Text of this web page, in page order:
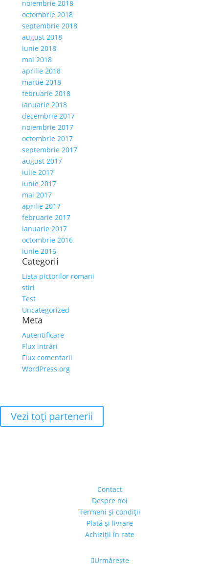
noiembrie 2018
octombrie 2018
septembrie 2018
august 2018
iunie 2018
mai 2018
aprilie 2018
martie 2018
februarie 2018
ianuarie 2018
decembrie 2017
noiembrie 2017
octombrie 2017
septembrie 2017
august 2017
iulie 2017
iunie 2017
mai 2017
aprilie 2017
februarie 2017
ianuarie 2017
octombrie 2016
iunie 2016
Categorii
Lista pictorilor romani
stiri
Test
Uncategorized
Meta
Autentificare
Flux intrări
Flux comentarii
WordPress.org
Vezi toţi partenerii
Contact
Despre noi
Termeni şi condiţii
Plată şi livrare
Achiziţii în rate
Urmărește